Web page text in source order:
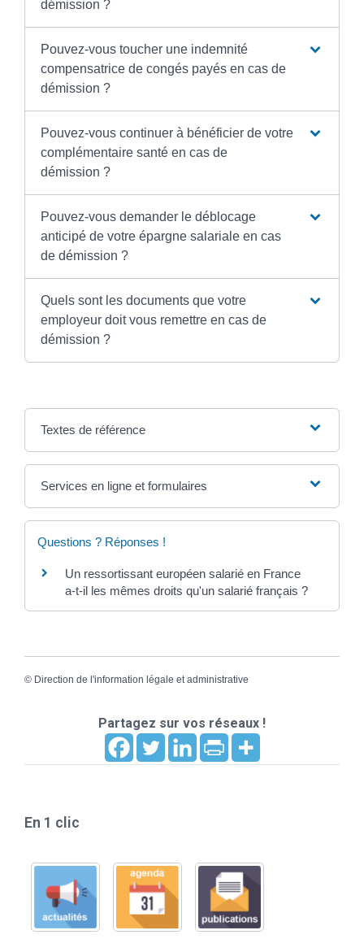
démission ?
Pouvez-vous toucher une indemnité
compensatrice de congés payés en cas de
démission ?
Pouvez-vous continuer à bénéficier de votre
complémentaire santé en cas de
démission ?
Pouvez-vous demander le déblocage
anticipé de votre épargne salariale en cas
de démission ?
Quels sont les documents que votre
employeur doit vous remettre en cas de
démission ?
Textes de référence
Services en ligne et formulaires
Questions ? Réponses !
Un ressortissant européen salarié en France
a-t-il les mêmes droits qu'un salarié français ?
© Direction de l'information légale et administrative
Partagez sur vos réseaux !
En 1 clic